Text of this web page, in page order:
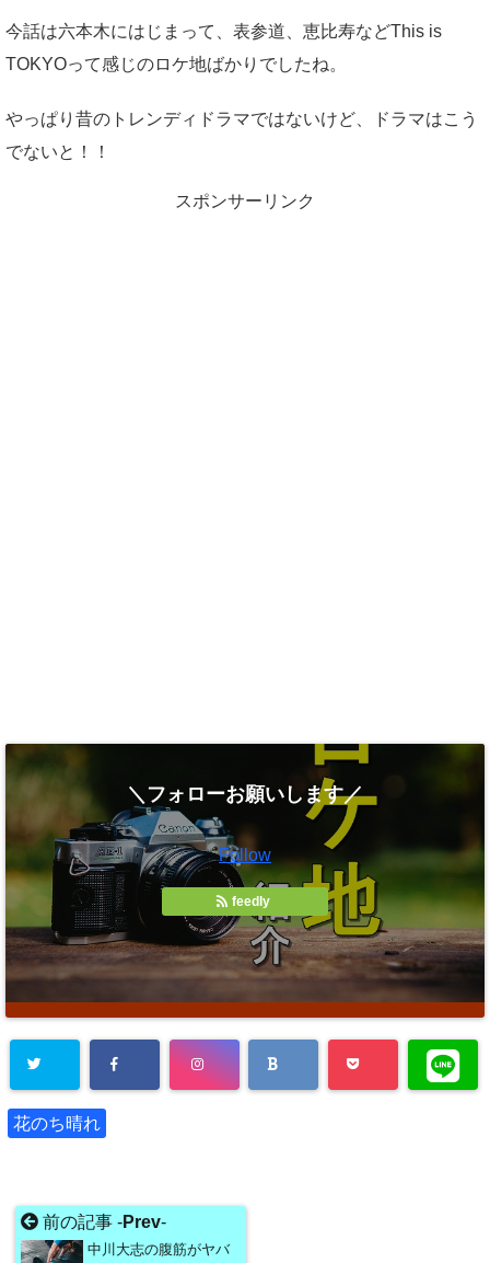
今話は六本木にはじまって、表参道、恵比寿などThis is
TOKYOって感じのロケ地ばかりでしたね。
やっぱり昔のトレンディドラマではないけど、ドラマはこう
でないと！！
スポンサーリンク
＼フォローお願いします／
Follow
feedly
花のち晴れ
前の記事 -Prev-
中川大志の腹筋がヤバ